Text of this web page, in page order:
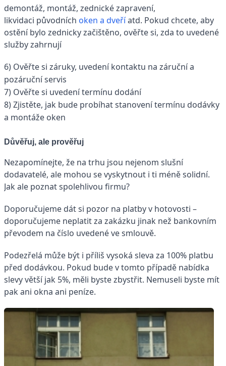
demontáž, montáž, zednické zapravení,
likvidaci původních oken a dveříatd. Pokud chcete, aby
ostění bylo zednicky začištěno, ověřte si, zda to uvedené
služby zahrnují
6) Ověřte si záruky, uvedení kontaktu na záruční a
pozáruční servis
7) Ověřte si uvedení termínu dodání
8) Zjistěte, jak bude probíhat stanovení termínu dodávky
a montáže oken
Důvěřuj, ale prověřuj
Nezapomínejte, že na trhu jsou nejenom slušní
dodavatelé, ale mohou se vyskytnout i ti méně solidní.
Jak ale poznat spolehlivou firmu?
Doporučujeme dát si pozor na platby v hotovosti –
doporučujeme neplatit za zakázku jinak než bankovním
převodem na číslo uvedené ve smlouvě.
Podezřelá může být i příliš vysoká sleva za 100% platbu
před dodávkou. Pokud bude v tomto případě nabídka
slevy větší jak 5%, měli byste zbystřit. Nemuseli byste mít
pak ani okna ani peníze.